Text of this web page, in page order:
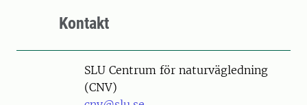
Kontakt
SLU Centrum för naturvägledning
(CNV)